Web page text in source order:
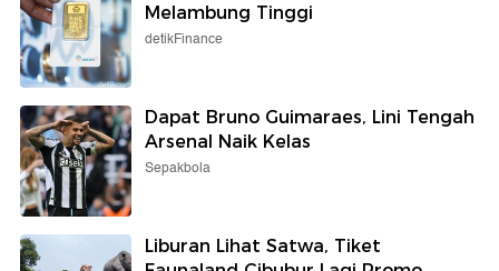
Melambung Tinggi
detikFinance
Dapat Bruno Guimaraes, Lini Tengah
Arsenal Naik Kelas
Sepakbola
Liburan Lihat Satwa, Tiket